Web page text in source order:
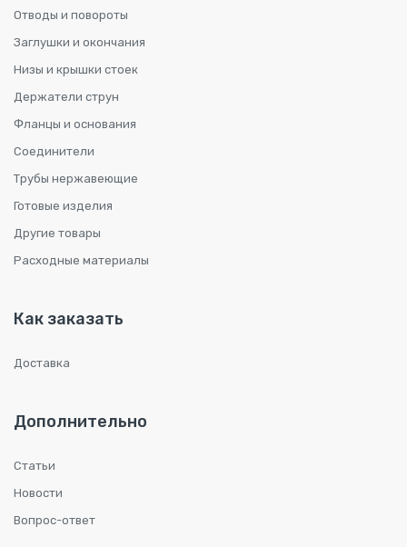
Отводы и повороты
Заглушки и окончания
Низы и крышки стоек
Держатели струн
Фланцы и основания
Соединители
Трубы нержавеющие
Готовые изделия
Другие товары
Расходные материалы
Как заказать
Доставка
Дополнительно
Статьи
Новости
Вопрос-ответ